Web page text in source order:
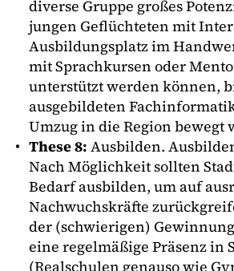
diverse Gruppe großes
jungen Geflüchteten mit
Ausbildungsplatz im
mit Sprachkursen oder
unterstützt werden können,
ausgebildeten
Umzug in die Region bewegt
These 8: Ausbilden.
Nach Möglichkeit sollten
Bedarf ausbilden, um auf
Nachwuchskräfte
der (schwierigen)
eine regelmäßige Präsenz in
(Realschulen genauso wie